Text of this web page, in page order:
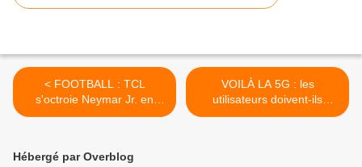
< FOOTBALL : TCL
s'octroie Neymar Jr. en
qualité d'ambassadeur...
VOILÀ LA 5G : les
utilisateurs doivent-ils
attendre pour renouveler
Hébergé par Overblog